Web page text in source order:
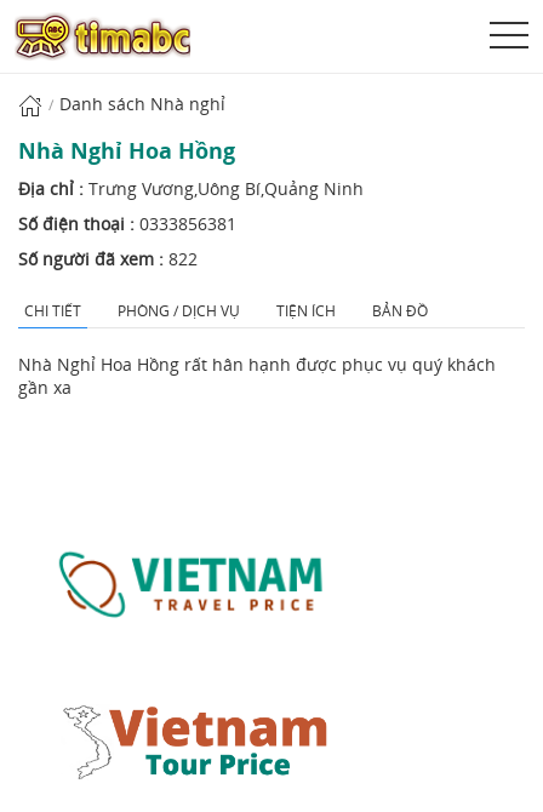
Danh sách Nhà nghỉ
Nhà Nghỉ Hoa Hồng
Địa chỉ : Trưng Vương,Uông Bí,Quảng Ninh
Số điện thoại : 0333856381‎
Số người đã xem : 822
CHI TIẾT PHÒNG / DỊCH VỤ TIỆN ÍCH BẢN ĐỒ
Nhà Nghỉ Hoa Hồng rất hân hạnh được phục vụ quý khách
gần xa